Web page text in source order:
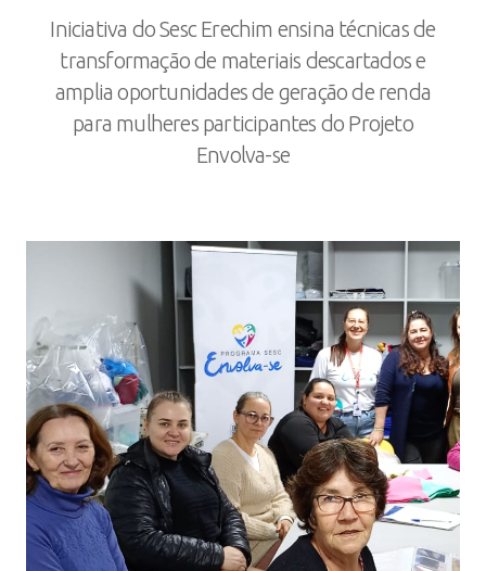
Iniciativa do Sesc Erechim ensina técnicas de
transformação de materiais descartados e
amplia oportunidades de geração de renda
para mulheres participantes do Projeto
Envolva-se